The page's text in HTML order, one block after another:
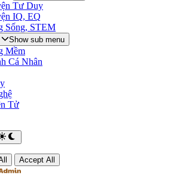
Tư Duy
IQ, EQ
Sống, STEM
Show sub menu
Mềm
Cá Nhân
Tử
Accept All